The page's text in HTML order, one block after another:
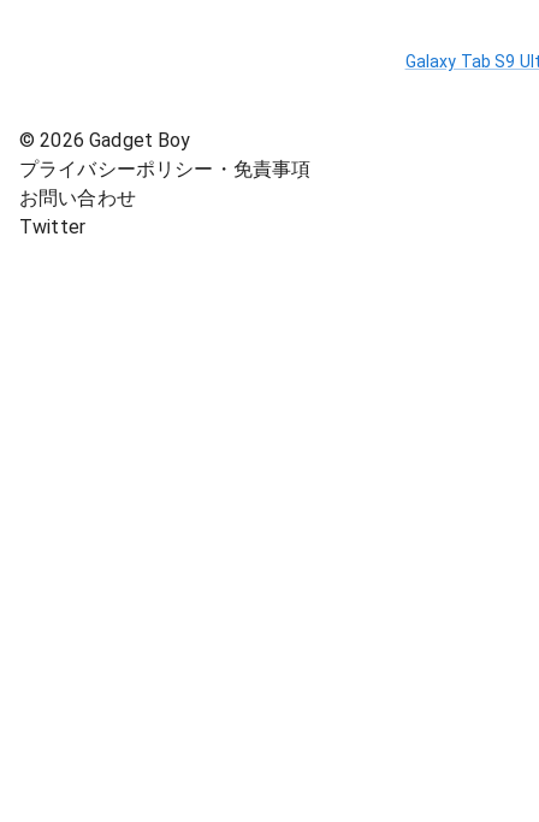
Galaxy Tab S9
©2026 Gadget Boy
プライバシーポリシー・免責事項
お問い合わせ
Twitter